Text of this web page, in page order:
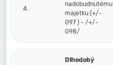
4.
nadobudnutému
majetku (+/-
097 ) - /+/-
098/
Dlhodobý